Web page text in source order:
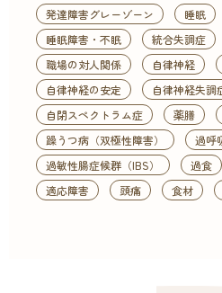
発達障害グレーゾーン 睡眠
睡眠障害・不眠
統合失調症
職場の対人関係
自律神経
自律神経の安定
自律神経失調
自閉スペクトラム症
薬膳
躁うつ病（双極性障害）
過呼
過敏性腸症候群（IBS）
過食
適応障害
頭痛 食材